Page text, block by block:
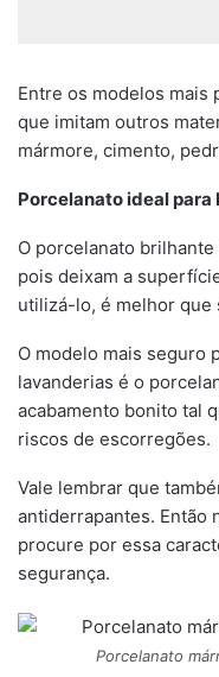
Entre os modelos mais
que imitam outros
mármore, cimento,
Porcelanato ideal para
O porcelanato
pois deixam a
utilizá-lo, é melhor que
O modelo mais seguro
lavanderias é o
acabamento bonito tal
riscos de escorregões.
Vale lembrar que
antiderrapantes. Então
procure por essa
segurança.
Porcelanato